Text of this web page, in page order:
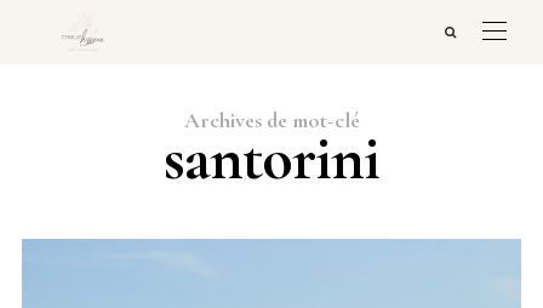
Archives de mot-clé
santorini